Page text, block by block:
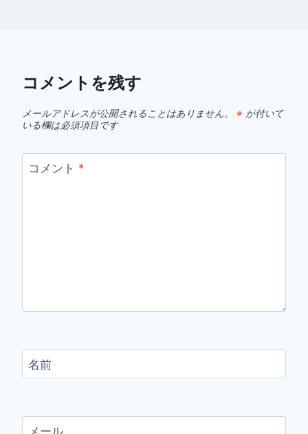
コメントを残す
メールアドレスが公開されることはありません。 ※ が付いて
いる欄は必須項目です
コメント *
名前
メール